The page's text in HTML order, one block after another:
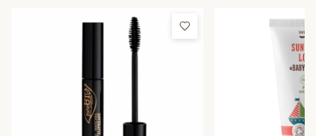
Добави в любими